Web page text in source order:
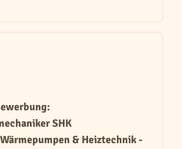
SHK
& Heiztechnik -